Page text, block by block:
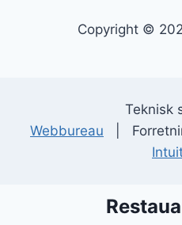
Copyright ©
Teknisk
Webbureau |